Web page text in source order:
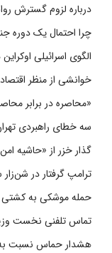
درباره لزوم گسترش
چرا احتمال یک دوره
الگوی اسرائیلی اوکراین
خوانشی از منظر
«محاصره در برابر
سه خطای راهبردی
گذار خزر از «حاشیه
ترامپ گرفتار در
حمله موشکی به کشتی
تماس تلفنی نخست
هشدار حماس نسبت